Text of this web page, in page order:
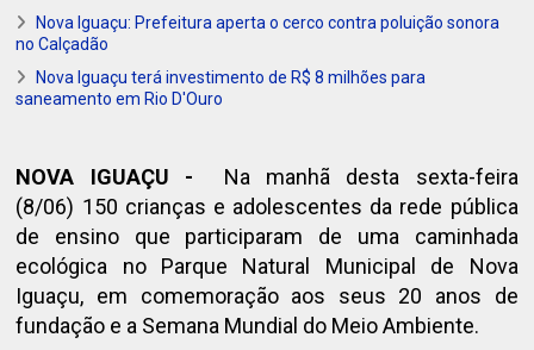
Nova Iguaçu: Prefeitura aperta o cerco contra poluição sonora
no Calçadão
Nova Iguaçu terá investimento de R$ 8 milhões para
saneamento em Rio D'Ouro
NOVA IGUAÇU - Na manhã desta sexta-feira
(8/06) 150 crianças e adolescentes da rede pública
de ensino que participaram de uma caminhada
ecológica no Parque Natural Municipal de Nova
Iguaçu, em comemoração aos seus 20 anos de
fundação e a Semana Mundial do Meio Ambiente.